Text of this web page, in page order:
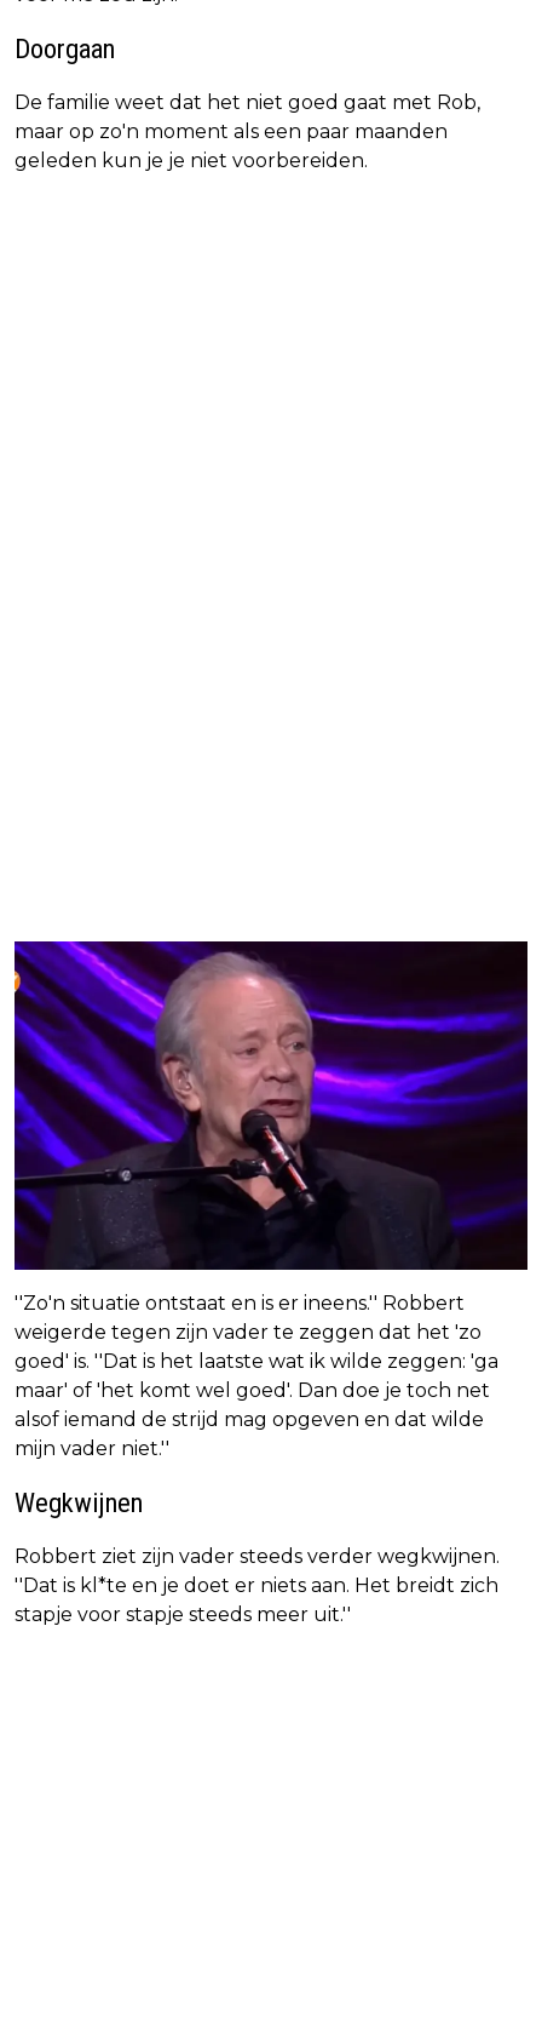
Doorgaan
De familie weet dat het niet goed gaat met Rob,
maar op zo'n moment als een paar maanden
geleden kun je je niet voorbereiden.
''Zo'n situatie ontstaat en is er ineens.'' Robbert
weigerde tegen zijn vader te zeggen dat het 'zo
goed' is. ''Dat is het laatste wat ik wilde zeggen: 'ga
maar' of 'het komt wel goed'. Dan doe je toch net
alsof iemand de strijd mag opgeven en dat wilde
mijn vader niet.''
Wegkwijnen
Robbert ziet zijn vader steeds verder wegkwijnen.
''Dat is kl*te en je doet er niets aan. Het breidt zich
stapje voor stapje steeds meer uit.''